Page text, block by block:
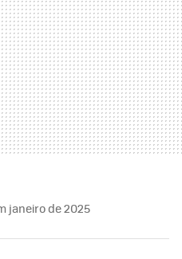
janeiro de 2025